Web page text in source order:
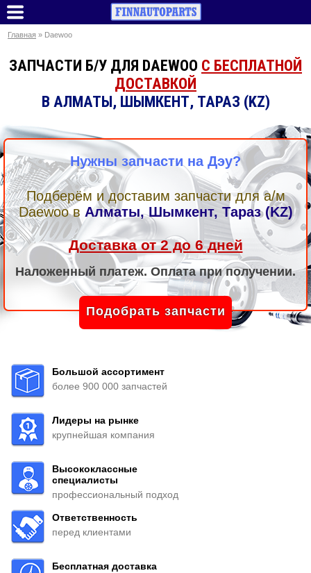
Главная » Daewoo
ЗАПЧАСТИ Б/У ДЛЯ DAEWOO С БЕСПЛАТНОЙ
ДОСТАВКОЙ
В АЛМАТЫ, ШЫМКЕНТ, ТАРАЗ (KZ)
Нужны запчасти на Дэу?
Подберём и доставим запчасти для а/м
Daewooв Алматы, Шымкент, Тараз (KZ)
Доставка от 2 до 6 дней
Наложенный платеж. Оплата при получении.
Подобрать запчасти
Большой ассортимент
более 900 000 запчастей
Лидеры на рынке
крупнейшая компания
Высококлассные
специалисты
профессиональный подход
Ответственность
перед клиентами
Бесплатная доставка